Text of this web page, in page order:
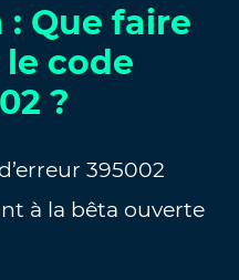
Que faire
code
?
395002
à la bêta ouverte